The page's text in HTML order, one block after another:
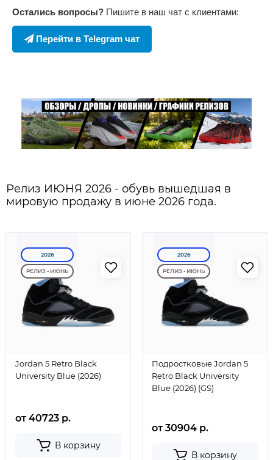
Остались вопросы? Пишите в наш чат с клиентами:
Перейти в Telegram чат
Релиз ИЮНЯ 2026 - обувь вышедшая в
мировую продажу в июне 2026 года.
2026
РЕЛИЗ - ИЮНЬ
Jordan 5 Retro Black
University Blue (2026)
от 40723 р.
В корзину
2026
РЕЛИЗ - ИЮНЬ
Подростковые Jordan 5
Retro Black University
Blue (2026) (GS)
от 30904 р.
В корзину